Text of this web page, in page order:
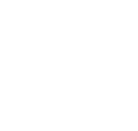
Diş sağlığı için doğru diş macunu
Diş Eti Güçlendiren Diş
Diş eti güçlendiren diş macunları, florür
Hassas Dişler İçin Güvenilir
Hassas dişler için özel formüle edilmiş